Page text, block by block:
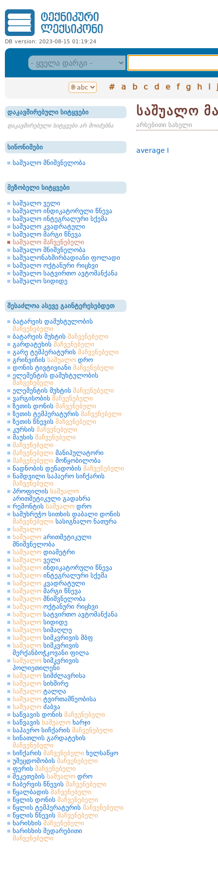
DB version: 2023-08-15 01:19:24
# a b c d e f g h i j
დაკავშირებული სიტყვები
დაკავშირებული სიტყვები არ მოიძებნა
სინონიმები
საშუალო მნიშვნელობა
მეზობელი სიტყვები
საშუალო ველი
საშუალო ინდიკატორული წნევა
საშუალო ინტეგრალური სქემა
საშუალო კვადრატული
საშუალო მარგი წნევა
საშუალო მაჩვენებელი
საშუალო მნიშვნელობა
საშუალონახშირბადიანი ფოლადი
საშუალო ოქტანური რიცხვი
საშუალო სატვირთო ავტომანქანა
საშუალო სიდიდე
შესაძლოა ასევე გაინტერესებდეთ
ბატარეის დამუხტულობის
მაჩვენებელი
ბატარეის მუხტის მაჩვენებელი
გარდატეხის მაჩვენებელი
გარე ტემპერატურის მაჩვენებელი
გრინვიჩის საშუალო დრო
დონის ტივტივიანი მაჩვენებელი
ელემენტის დამუხტულობის
მაჩვენებელი
ელემენტის მუხტის მაჩვენებელი
ვარგისობის მაჩვენებელი
ზეთის დონის მაჩვენებელი
ზეთის ტემპერატურის მაჩვენებელი
ზეთის წნევის მაჩვენებელი
კურსის მაჩვენებელი
მაუსის მაჩვენებელი
მაჩვენებელი
მაჩვენებელი მანიპულატორი
მაჩვენებელი მოწყობილობა
ნადნობის დენადობის მაჩვენებელი
ნამდვილი საჰაერო სიჩქარის
მაჩვენებელი
პროფილის საშუალო
არითმეტიკული გადახრა
რემონტის საშუალო დრო
სამუხრუჭო სითხის დაბალი დონის
მაჩვენებელი სასიგნალო ნათურა
საშუალო
საშუალო არითმეტიკული
მნიშვნელობა
საშუალო დიამეტრი
საშუალო ველი
საშუალო ინდიკატორული წნევა
საშუალო ინტეგრალური სქემა
საშუალო კვადრატული
საშუალო მარგი წნევა
საშუალო მნიშვნელობა
საშუალო ოქტანური რიცხვი
საშუალო სატვირთო ავტომანქანა
საშუალო სიდიდე
საშუალო სიმაღლე
საშუალო სიმკვრივის მბფ
საშუალო სიმკვრივის
მერქანბოჭკოვანი ფილა
საშუალო სიმკვრივის
პოლიეთილენი
საშუალო სიმძლავრისა
საშუალო სიხშირე
საშუალო ტალღა
საშუალო ტვირთამწეობისა
საშუალო ძაბვა
საწვავის დონის მაჩვენებელი
საწვავის საშუალო ხარჯი
საჰაერო სიჩქარის მაჩვენებელი
სინათლის გარდატეხის
მაჩვენებელი
სიჩქარის მაჩვენებელი ხელსაწყო
უშეცდომობის მაჩვენებელი
ფერის მაჩვენებელი
შეკეთების საშუალო დრო
ჩაბერვის წნევის მაჩვენებელი
წყალბადის მაჩვენებელი
წყლის დონის მაჩვენებელი
წყლის ტემპერატურის მაჩვენებელი
წყლის წნევის მაჩვენებელი
ხარისხის მაჩვენებელი
ხარისხის შედარებითი
მაჩვენებელი
საშუალო
არსებითი სახელი
average I